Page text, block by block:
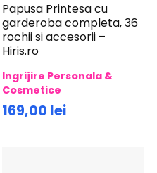
Papusa Printesa cu
garderoba completa, 36
rochii si accesorii –
Hiris.ro
Ingrijire Personala &
Cosmetice
169,00 lei